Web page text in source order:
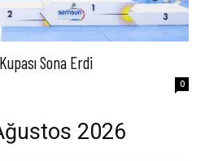
Sona Erdi
0
2026